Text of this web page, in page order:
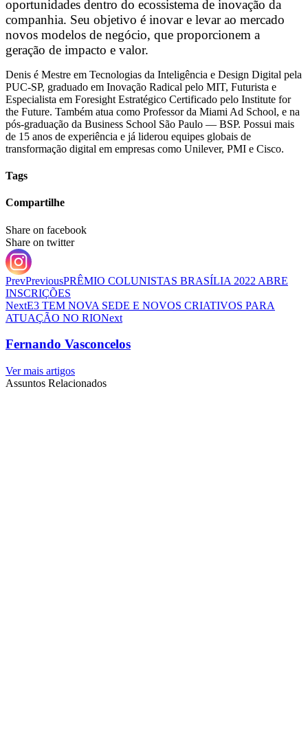
oportunidades dentro do ecossistema de inovação da
companhia. Seu objetivo é inovar e levar ao mercado
novos modelos de negócio, que proporcionem a
geração de impacto e valor.
Denis é Mestre em Tecnologias da Inteligência e Design Digital pela
PUC-SP, graduado em Inovação Radical pelo MIT, Futurista e
Especialista em Foresight Estratégico Certificado pelo Institute for
the Future. Também atua como Professor da Miami Ad School, e na
pós-graduação da Business School São Paulo — BSP. Possui mais
de 15 anos de experiência e já liderou equipes globais de
transformação digital em empresas como Unilever, PMI e Cisco.
Tags
Compartilhe
Share on facebook
Share on twitter
PrevPreviousPRÊMIO COLUNISTAS BRASÍLIA 2022 ABRE
INSCRIÇÕES
NextE3 TEM NOVA SEDE E NOVOS CRIATIVOS PARA
ATUAÇÃO NO RIONext
Fernando Vasconcelos
Ver mais artigos
Assuntos Relacionados